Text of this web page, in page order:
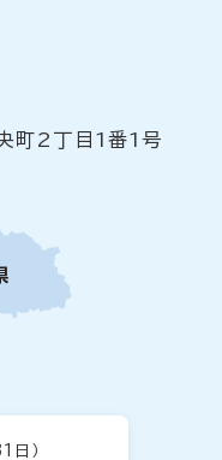
町2丁目1番1号
日）